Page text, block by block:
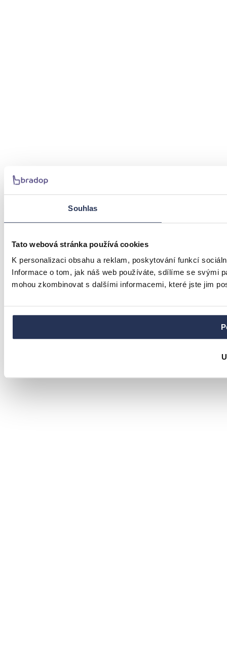
Souhlas
Tato webová stránka používá cookies
K personalizaci obsahu a reklam, poskytování funkcí
Informace o tom, jak náš web používáte, sdílíme se svými
mohou zkombinovat s dalšími informacemi, které jste jim